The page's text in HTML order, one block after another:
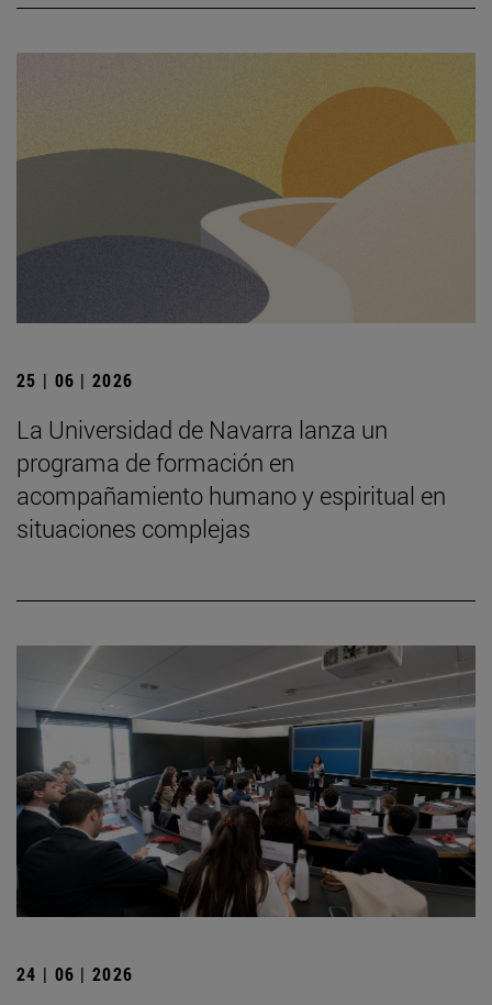
25 | 06 | 2026
La Universidad de Navarra lanza un
programa de formación en
acompañamiento humano y espiritual en
situaciones complejas
24 | 06 | 2026